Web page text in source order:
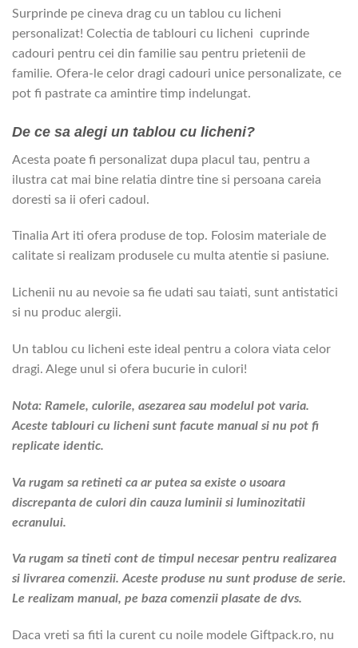
Surprinde pe cineva drag cu un tablou cu licheni
personalizat! Colectia de tablouri cu licheni cuprinde
cadouri pentru cei din familie sau pentru prietenii de
familie. Ofera-le celor dragi cadouri unice personalizate, ce
pot fi pastrate ca amintire timp indelungat.
De ce sa alegi un tablou cu licheni?
Acesta poate fi personalizat dupa placul tau, pentru a
ilustra cat mai bine relatia dintre tine si persoana careia
doresti sa ii oferi cadoul.
Tinalia Art iti ofera produse de top. Folosim materiale de
calitate si realizam produsele cu multa atentie si pasiune.
Lichenii nu au nevoie sa fie udati sau taiati, sunt antistatici
si nu produc alergii.
Un tablou cu licheni este ideal pentru a colora viata celor
dragi. Alege unul si ofera bucurie in culori!
Nota: Ramele, culorile, asezarea sau modelul pot varia.
Aceste tablouri cu licheni sunt facute manual si nu pot fi
replicate identic.
Va rugam sa retineti ca ar putea sa existe o usoara
discrepanta de culori din cauza luminii si luminozitatii
ecranului.
Va rugam sa tineti cont de timpul necesar pentru realizarea
si livrarea comenzii. Aceste produse nu sunt produse de serie.
Le realizam manual, pe baza comenzii plasate de dvs.
Daca vreti sa fiti la curent cu noile modele Giftpack.ro, nu